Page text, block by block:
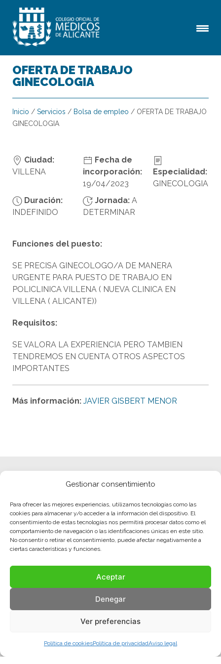
Gestionar consentimiento
Para ofrecer las mejores experiencias, utilizamos tecnologías como las
cookies para almacenar y/o acceder a la información del dispositivo. El
consentimiento de estas tecnologías nos permitirá procesar datos como el
comportamiento de navegación o las identificaciones únicas en este sitio.
No consentir o retirar el consentimiento, puede afectar negativamente a
ciertas características y funciones.
Aceptar
Denegar
Ver preferencias
Política de cookiesPolítica de privacidadAviso legal
OFERTA DE TRABAJO
GINECOLOGIA
Inicio / Servicios / Bolsa de empleo / OFERTA DE TRABAJO
GINECOLOGIA
Ciudad:
VILLENA
Fecha de
incorporación:
19/04/2023
Especialidad:
GINECOLOGIA
Duración:
INDEFINIDO
Jornada: A
DETERMINAR
Funciones del puesto:
SE PRECISA GINECOLOGO/A DE MANERA
URGENTE PARA PUESTO DE TRABAJO EN
POLICLINICA VILLENA ( NUEVA CLINICA EN
VILLENA ( ALICANTE))
Requisitos:
SE VALORA LA EXPERIENCIA PERO TAMBIEN
TENDREMOS EN CUENTA OTROS ASPECTOS
IMPORTANTES
Más información: JAVIER GISBERT MENOR